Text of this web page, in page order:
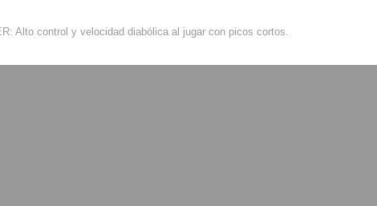
Alto control y velocidad diabólica al jugar con picos cortos.